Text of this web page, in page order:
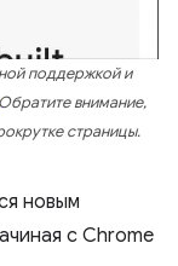
поддержкой и
внимание,
страницы.
новым
с Chrome